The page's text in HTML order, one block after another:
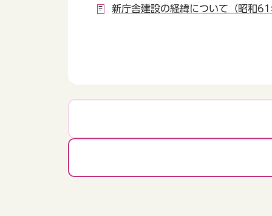
新庁舎建設の経緯について（昭和